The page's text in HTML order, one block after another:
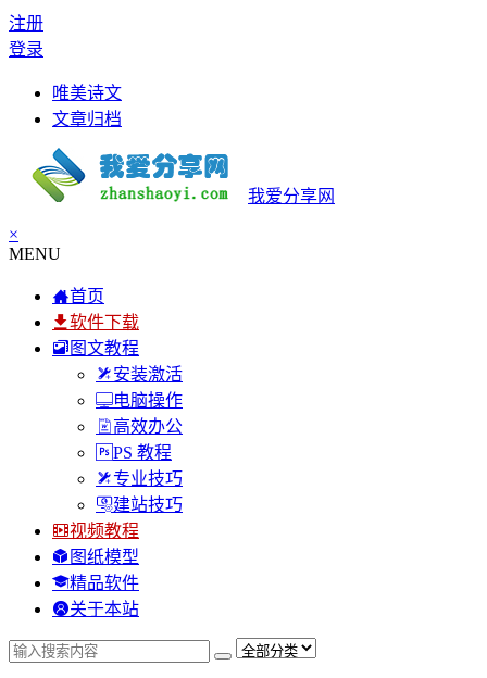
注册
登录
唯美诗文
文章归档
我爱分享网
×
MENU
首页
软件下载
图文教程
安装激活
电脑操作
高效办公
PS 教程
专业技巧
建站技巧
视频教程
图纸模型
精品软件
关于本站